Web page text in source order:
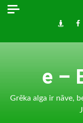
Skip
e –
Grēka alga ir nāve,